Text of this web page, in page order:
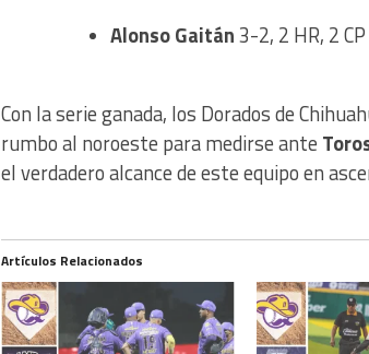
Alonso Gaitán3-2, 2 HR, 2 CP
Con la serie ganada, los Dorados de
rumbo al noroeste para medirse ante
el verdadero alcance de este equipo en
Artículos Relacionados